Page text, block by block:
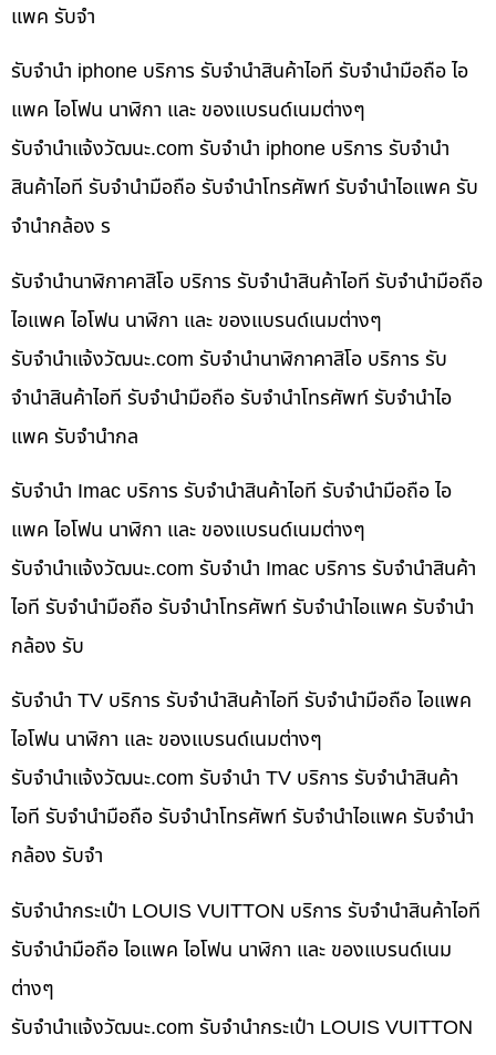
แพค รับจำ
รับจำนำ iphone บริการ รับจำนำสินค้าไอที รับจำนำมือถือ ไอ
แพค ไอโฟน นาฬิกา และ ของแบรนด์เนมต่างๆ
รับจํานําแจ้งวัฒนะ.com รับจำนำ iphone บริการ รับจำนำ
สินค้าไอที รับจำนำมือถือ รับจำนำโทรศัพท์ รับจำนำไอแพค รับ
จำนำกล้อง ร
รับจำนำนาฬิกาคาสิโอ บริการ รับจำนำสินค้าไอที รับจำนำมือถือ
ไอแพค ไอโฟน นาฬิกา และ ของแบรนด์เนมต่างๆ
รับจํานําแจ้งวัฒนะ.com รับจำนำนาฬิกาคาสิโอ บริการ รับ
จำนำสินค้าไอที รับจำนำมือถือ รับจำนำโทรศัพท์ รับจำนำไอ
แพค รับจำนำกล
รับจำนำ Imac บริการ รับจำนำสินค้าไอที รับจำนำมือถือ ไอ
แพค ไอโฟน นาฬิกา และ ของแบรนด์เนมต่างๆ
รับจํานําแจ้งวัฒนะ.com รับจำนำ Imac บริการ รับจำนำสินค้า
ไอที รับจำนำมือถือ รับจำนำโทรศัพท์ รับจำนำไอแพค รับจำนำ
กล้อง รับ
รับจำนำ TV บริการ รับจำนำสินค้าไอที รับจำนำมือถือ ไอแพค
ไอโฟน นาฬิกา และ ของแบรนด์เนมต่างๆ
รับจํานําแจ้งวัฒนะ.com รับจำนำ TV บริการ รับจำนำสินค้า
ไอที รับจำนำมือถือ รับจำนำโทรศัพท์ รับจำนำไอแพค รับจำนำ
กล้อง รับจำ
รับจำนำกระเป๋า LOUIS VUITTON บริการ รับจำนำสินค้าไอที
รับจำนำมือถือ ไอแพค ไอโฟน นาฬิกา และ ของแบรนด์เนม
ต่างๆ
รับจํานําแจ้งวัฒนะ.com รับจำนำกระเป๋า LOUIS VUITTON